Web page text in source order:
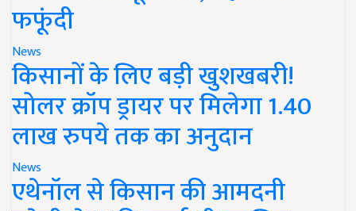
फफूंदी
News
किसानों के लिए बड़ी खुशखबरी!
सोलर क्रॉप ड्रायर पर मिलेगा 1.40
लाख रुपये तक का अनुदान
News
एथेनॉल से किसान की आमदनी